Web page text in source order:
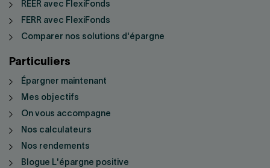
REER avec FlexiFonds
FERR avec FlexiFonds
Comparer nos solutions d'épargne
Particuliers
Épargner maintenant
Mes objectifs
On vous accompagne
Nos calculateurs
Nos rendements
Blogue L'épargne positive